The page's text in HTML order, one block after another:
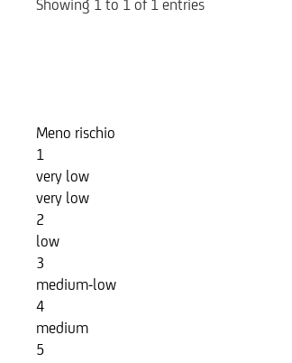
Showing 1 to 1 of 1 entries
Meno rischio
1
very low
very low
2
low
3
medium-low
4
medium
5